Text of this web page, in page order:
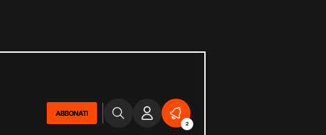
ABBONATI
2